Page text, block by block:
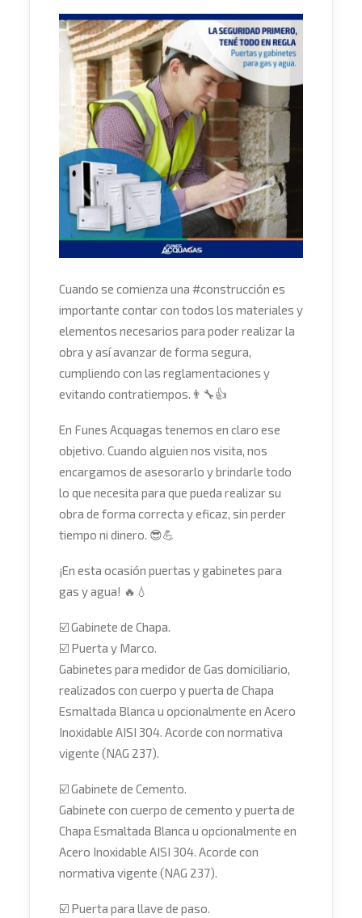
Cuando se comienza una #construcción es
importante contar con todos los materiales y
elementos necesarios para poder realizar la
obra y así avanzar de forma segura,
cumpliendo con las reglamentaciones y
evitando contratiempos. 👨‍🔧👍
En Funes Acquagas tenemos en claro ese
objetivo. Cuando alguien nos visita, nos
encargamos de asesorarlo y brindarle todo
lo que necesita para que pueda realizar su
obra de forma correcta y eficaz, sin perder
tiempo ni dinero. 😎💪
¡En esta ocasión puertas y gabinetes para
gas y agua! 🔥 💧
☑️Gabinete de Chapa.
☑️ Puerta y Marco.
Gabinetes para medidor de Gas domiciliario,
realizados con cuerpo y puerta de Chapa
Esmaltada Blanca u opcionalmente en Acero
Inoxidable AISI 304. Acorde con normativa
vigente (NAG 237).
☑️Gabinete de Cemento.
Gabinete con cuerpo de cemento y puerta de
Chapa Esmaltada Blanca u opcionalmente en
Acero Inoxidable AISI 304. Acorde con
normativa vigente (NAG 237).
☑️ Puerta para llave de paso.